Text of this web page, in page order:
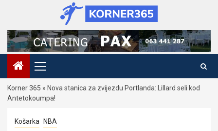
content
Primary
Menu
Korner 365 » Nova stanica za zvijezdu Portlanda: Lillard seli kod
Antetokoumpa!
Košarka NBA